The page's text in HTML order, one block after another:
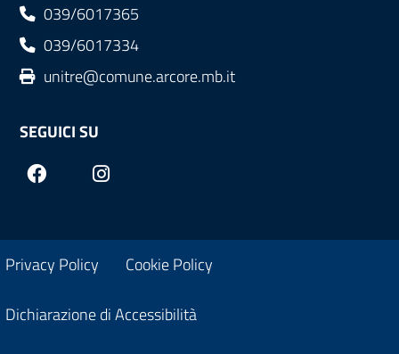
039/6017365
039/6017334
unitre@comune.arcore.mb.it
SEGUICI SU
FacebookInstagram
Privacy Policy Cookie Policy
Dichiarazione di Accessibilità